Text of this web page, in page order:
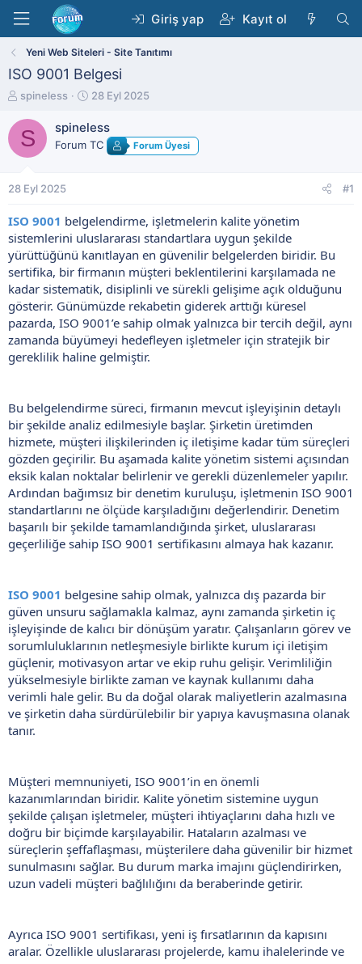
Giriş yap Kayıt ol
Yeni Web Siteleri - Site Tanıtımı
ISO 9001 Belgesi
K
n
b
u
b
ş
l
a
t
spineless
B
ş
l
a
t
a
r
i
h
28 Eyl 2025
S spineless
Forum TC Forum Üyesi
28 Eyl 2025 #1
ISO 9001 belgelendirme, işletmelerin kalite yönetim
sistemlerini uluslararası standartlara uygun şekilde
yürüttüğünü kanıtlayan en güvenilir belgelerden biridir. Bu
sertifika, bir firmanın müşteri beklentilerini karşılamada ne
kadar sistematik, disiplinli ve sürekli gelişime açık olduğunu
gösterir. Günümüzde rekabetin giderek arttığı küresel
pazarda, ISO 9001’e sahip olmak yalnızca bir tercih değil, aynı
zamanda büyümeyi hedefleyen işletmeler için stratejik bir
gereklilik haline gelmiştir.
Bu belgelendirme süreci, firmanın mevcut işleyişinin detaylı
bir şekilde analiz edilmesiyle başlar. Şirketin üretimden
hizmete, müşteri ilişkilerinden iç iletişime kadar tüm süreçleri
gözden geçirilir. Bu aşamada kalite yönetim sistemi açısından
eksik kalan noktalar belirlenir ve gerekli düzenlemeler yapılır.
Ardından bağımsız bir denetim kuruluşu, işletmenin ISO 9001
standartlarını ne ölçüde karşıladığını değerlendirir. Denetim
başarılı bir şekilde tamamlandığında şirket, uluslararası
geçerliliğe sahip ISO 9001 sertifikasını almaya hak kazanır.
ISO 9001 belgesine sahip olmak, yalnızca dış pazarda bir
güven unsuru sağlamakla kalmaz, aynı zamanda şirketin iç
işleyişinde de kalıcı bir dönüşüm yaratır. Çalışanların görev ve
sorumluluklarının netleşmesiyle birlikte kurum içi iletişim
güçlenir, motivasyon artar ve ekip ruhu gelişir. Verimliliğin
yükselmesiyle birlikte zaman ve kaynak kullanımı daha
verimli hale gelir. Bu da doğal olarak maliyetlerin azalmasına
ve şirketin daha sürdürülebilir bir yapıya kavuşmasına olanak
tanır.
Müşteri memnuniyeti, ISO 9001’in en önemli
kazanımlarından biridir. Kalite yönetim sistemine uygun
şekilde çalışan işletmeler, müşteri ihtiyaçlarını daha hızlı ve
doğru bir biçimde karşılayabilir. Hataların azalması ve
süreçlerin şeffaflaşması, müşterilere daha güvenilir bir hizmet
sunulmasını sağlar. Bu durum marka imajını güçlendirirken,
uzun vadeli müşteri bağlılığını da beraberinde getirir.
Ayrıca ISO 9001 sertifikası, yeni iş fırsatlarının da kapısını
aralar. Özellikle uluslararası projelerde, kamu ihalelerinde ve